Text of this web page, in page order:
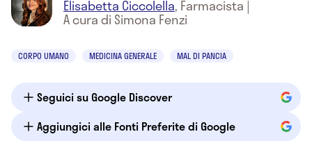
Elisabetta Ciccolella, Farmacista |
A cura di Simona Fenzi
CORPO UMANO MEDICINA GENERALE MAL DI PANCIA
Seguici su Google Discover
Aggiungici alle Fonti Preferite di Google